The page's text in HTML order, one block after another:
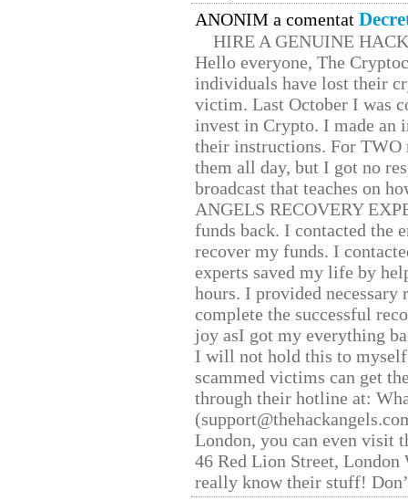
ANONIM a comentat
HIRE A GENUINE
Hello everyone, The
individuals have lost their
victim. Last October I was
invest in Crypto. I made
their instructions. For TWO
them all day, but I got no
broadcast that teaches on
ANGELS RECOVERY
funds back. I contacted the
recover my funds. I
experts saved my life by
hours. I provided
complete the successful
joy asI got my everything
I will not hold this to
scammed victims can get
through their hotline at:
London, you can even visit
46 Red Lion Street, London
really know their stuff!